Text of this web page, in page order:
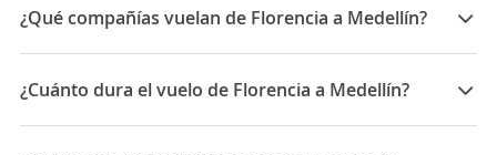
¿Qué compañías vuelan de Florencia a Medellín?
Las compañías que vuelan de Florencia a Medellín
son: Avianca, Satena
¿Cuánto dura el vuelo de Florencia a Medellín?
La duración media para viajar entre Florencia y